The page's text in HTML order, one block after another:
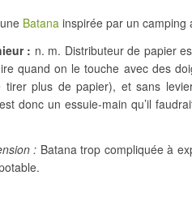
Batana inspirée par un camping
: n. m. Distributeur de papier
quand on le touche avec des
tirer plus de papier), et sans
donc un essuie-main qu’il
: Batana trop compliquée à